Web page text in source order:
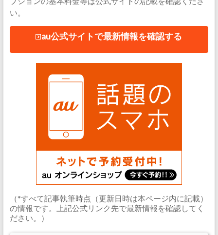
い。
au公式サイトで最新情報を確認する
（*すべて記事執筆時点（更新日時は本ページ内に記載）
の情報です。上記公式リンク先で最新情報を確認してく
ださい。）